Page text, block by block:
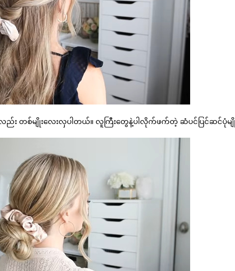
ည်း တစ်မျိုးလေးလှပါတယ်။ လူကြီးတွေနဲ့ပါလိုက်ဖက်တဲ့ ဆံပင်ပြင်ဆင်ပုံမျိုး